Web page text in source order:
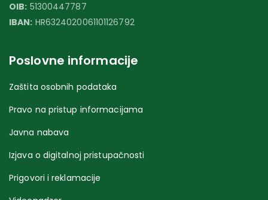
OIB: 51300447787
IBAN: HR6324020061101126792
Poslovne informacije
Zaštita osobnih podataka
Pravo na pristup informacijama
Javna nabava
Izjava o digitalnoj pristupačnosti
Prigovori i reklamacije